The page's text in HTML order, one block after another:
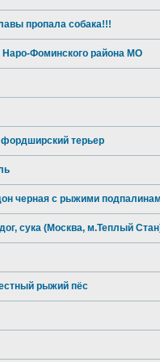
пропала собака!!!
Наро-Фоминского района МО
терьер
черная с рыжими
сука (Москва, м.Теплый
рыжий пёс